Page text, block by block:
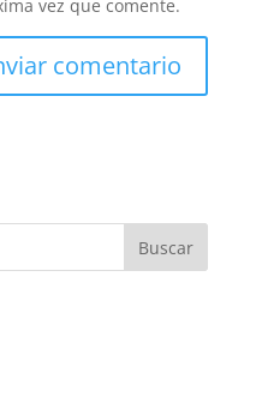
vez que comente.